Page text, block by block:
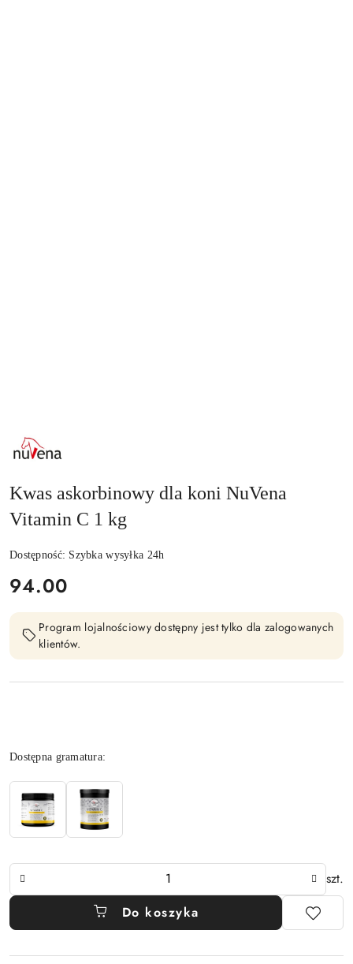
NAZWA
PRODUCENTA:
NUVENA
Kwas askorbinowy dla koni NuVena
Vitamin C 1 kg
Dostępność: Szybka wysyłka 24h
cena:
94.00
Program lojalnościowy dostępny jest tylko dla zalogowanych
klientów.
Wariant
Dostępna gramatura:
szt.
Do koszyka